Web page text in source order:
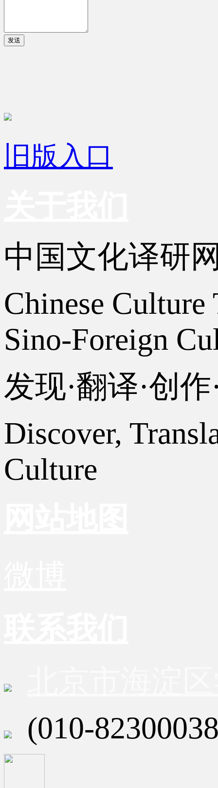
发送
旧版入口
中国文化译研
Chinese
Sino-Foreign
发现·翻译·创
Discover,
Culture
(010-